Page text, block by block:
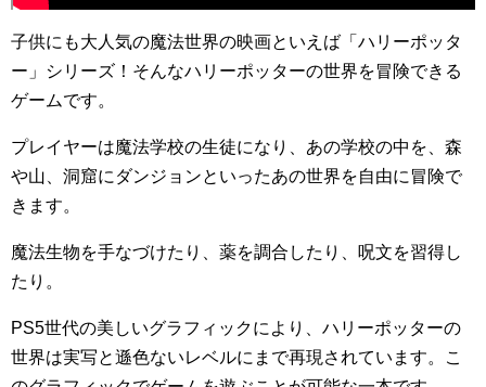
子供にも大人気の魔法世界の映画といえば「ハリーポッタ
ー」シリーズ！そんなハリーポッターの世界を冒険できる
ゲームです。
プレイヤーは魔法学校の生徒になり、あの学校の中を、森
や山、洞窟にダンジョンといったあの世界を自由に冒険で
きます。
魔法生物を手なづけたり、薬を調合したり、呪文を習得し
たり。
PS5世代の美しいグラフィックにより、ハリーポッターの
世界は実写と遜色ないレベルにまで再現されています。こ